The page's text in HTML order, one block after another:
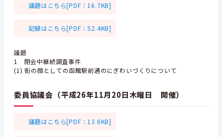
議題はこちら[PDF：16.7KB]
記録はこちら[PDF：52.4KB]
議題
1 閉会中継続調査事件
(1) 街の顔としての函館駅前通のにぎわいづくりについて
委員協議会（平成26年11月20日木曜日 開催）
議題はこちら[PDF：13.6KB]